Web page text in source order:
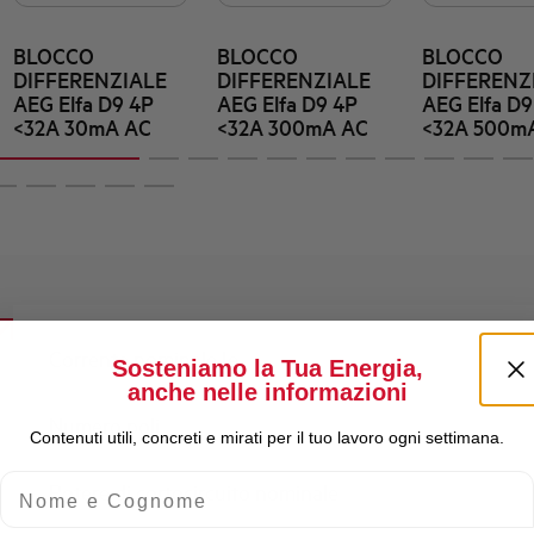
BLOCCO
DIFFERENZIALE
AEG Elfa D9 4P
<32A 30mA AC
BLOCCO
DIFFERENZIALE
AEG Elfa D9 4P
<32A 300mA AC
BLOCCO
AEG Elfa
<32A
Corrente nominale Ie
Numero poli
Potere di cortocircuito nominale
Sosteniamo la Tua Energia,
anche nelle informazioni
Contenuti utili, concreti e mirati per il tuo lavoro ogni settimana.